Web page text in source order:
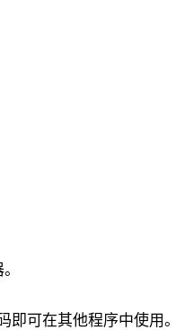
即可在其他程序中使用。